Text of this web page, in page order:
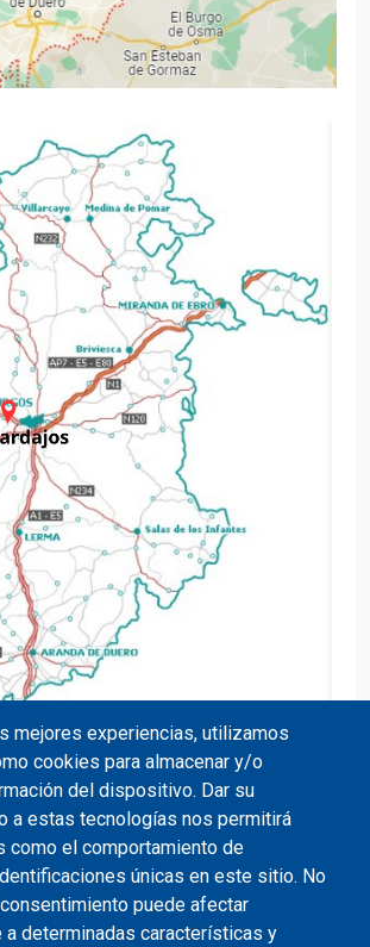
mejores experiencias, utilizamos
cookies para almacenar y/o
del dispositivo. Dar su
a estas tecnologías nos permitirá
como el comportamiento de
únicas en este sitio. No
puede afectar
a determinadas características y